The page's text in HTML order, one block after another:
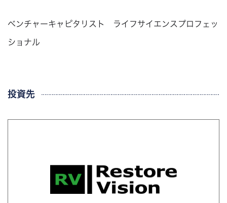
ベンチャーキャピタリスト ライフサイエンスプロフェッ
ショナル
投資先